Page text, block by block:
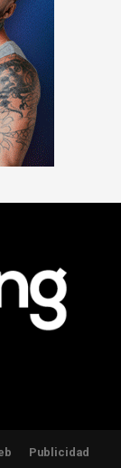
Publicidad